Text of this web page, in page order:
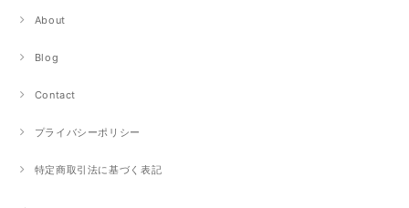
About
Blog
Contact
プライバシーポリシー
特定商取引法に基づく表記